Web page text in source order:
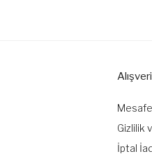
bulunuyor.
alternatifler olmalı.
Gizlilik
İptal